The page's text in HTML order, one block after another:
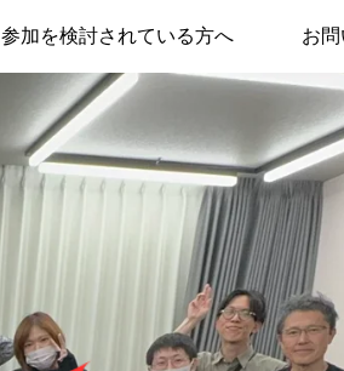
参加を検討されている方へ お